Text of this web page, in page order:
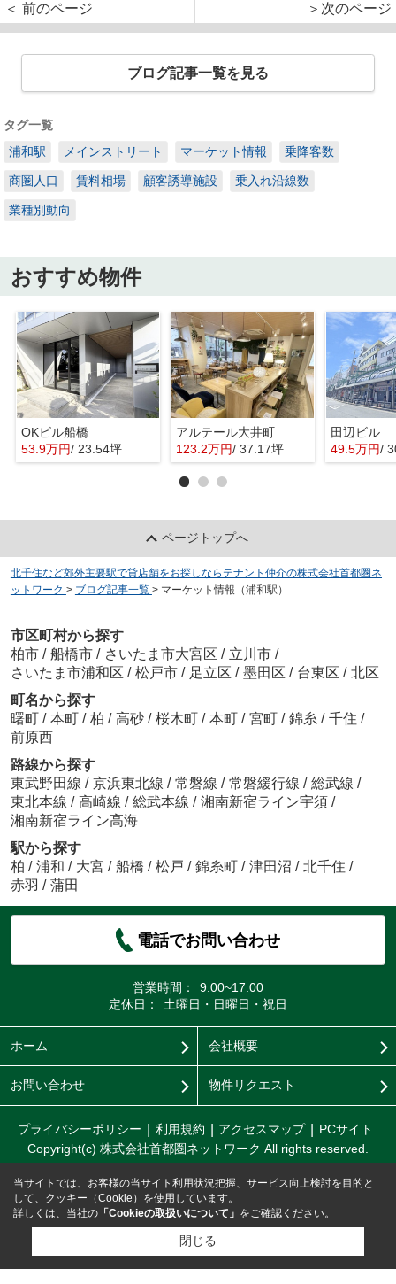
＜ 前のページ
＞次のページ
ブログ記事一覧を見る
タグ一覧
浦和駅
メインストリート マーケット情報 乗降客数
商圏人口 賃料相場 顧客誘導施設 乗入れ沿線数
業種別動向
おすすめ物件
OKビル船橋
53.9万円/ 23.54坪
アルテール大井町
123.2万円/ 37.17坪
田辺ビル
49.5万円/
ページトップへ
北千住など郊外主要駅で貸店舗をお探しならテナント仲介の株式会社首都圏ネ
ットワーク > ブログ記事一覧 > マーケット情報（浦和駅）
市区町村から探す
柏市 / 船橋市 / さいたま市大宮区 / 立川市 /
さいたま市浦和区 / 松戸市 / 足立区 / 墨田区 / 台東区 / 北区
町名から探す
曙町 / 本町 / 柏 / 高砂 / 桜木町 / 本町 / 宮町 / 錦糸 / 千住 /
前原西
路線から探す
東武野田線 / 京浜東北線 / 常磐線 / 常磐緩行線 / 総武線 /
東北本線 / 高崎線 / 総武本線 / 湘南新宿ライン宇須 /
湘南新宿ライン高海
駅から探す
柏 / 浦和 / 大宮 / 船橋 / 松戸 / 錦糸町 / 津田沼 / 北千住 /
赤羽 / 蒲田
電話でお問い合わせ
営業時間：
9:00~17:00
定休日：
土曜日・日曜日・祝日
ホーム 会社概要
お問い合わせ 物件リクエスト
プライバシーポリシー 利用規約 アクセスマップ
PCサイト
Copyright(c) 株式会社首都圏ネットワーク All rights reserved.
当サイトでは、お客様の当サイト利用状況把握、サービス向上検討を目的と
して、クッキー（Cookie）を使用しています。
詳しくは、当社の 「Cookieの取扱いについて」 をご確認ください。
閉じる